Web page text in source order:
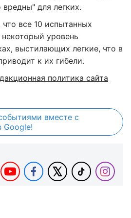
для легких.
все 10 испытанных
уровень
выстилающих легкие, что в
к их гибели.
политика сайта
вместе с
Google!